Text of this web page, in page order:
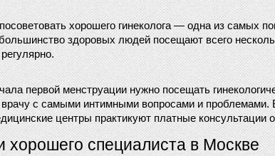
хорошего гинеколога — одна из самых
здоровых людей посещают всего
первой менструации нужно посещать
с самыми интимными вопросами и проблемами.
центры практикуют платные консультации
хорошего специалиста в Москве